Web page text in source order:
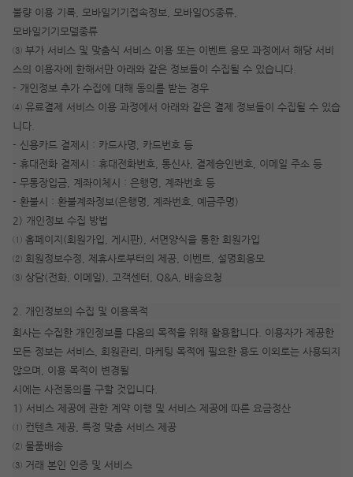
불량 이용 기록, 모바일기기접속정보, 모바일OS종류,
모바일기기모델종류
③ 부가 서비스 및 맞춤식 서비스 이용 또는 이벤트 응모 과정에서 해당 서비
스의 이용자에 한해서만 아래와 같은 정보들이 수집될 수 있습니다.
- 개인정보 추가 수집에 대해 동의를 받는 경우
④ 유료결제 서비스 이용 과정에서 아래와 같은 결제 정보들이 수집될 수 있습
니다.
- 신용카드 결제시 : 카드사명, 카드번호 등
- 휴대전화 결제시 : 휴대전화번호, 통신사, 결제승인번호, 이메일 주소 등
- 무통장입금, 계좌이체시 : 은행명, 계좌번호 등
- 환불시 : 환불계좌정보(은행명, 계좌번호, 예금주명)
2) 개인정보 수집 방법
① 홈페이지(회원가입, 게시판), 서면양식을 통한 회원가입
② 회원정보수정, 제휴사로부터의 제공, 이벤트, 설명회응모
③ 상담(전화, 이메일), 고객센터, Q&A, 배송요청
2. 개인정보의 수집 및 이용목적
회사는 수집한 개인정보를 다음의 목적을 위해 활용합니다. 이용자가 제공한
모든 정보는 서비스, 회원관리, 마케팅 목적에 필요한 용도 이외로는 사용되지
않으며, 이용 목적이 변경될
시에는 사전동의를 구할 것입니다.
1) 서비스 제공에 관한 계약 이행 및 서비스 제공에 따른 요금정산
① 컨텐츠 제공, 특정 맞춤 서비스 제공
② 물품배송
③ 거래 본인 인증 및 서비스